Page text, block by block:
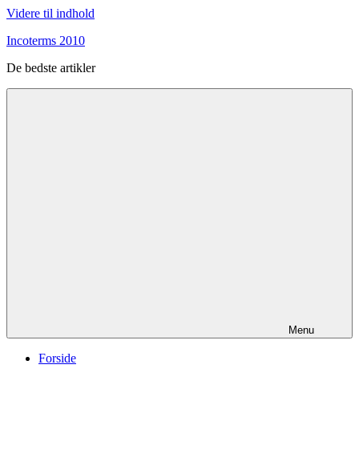
Videre til indhold
Incoterms 2010
De bedste artikler
Menu
Forside